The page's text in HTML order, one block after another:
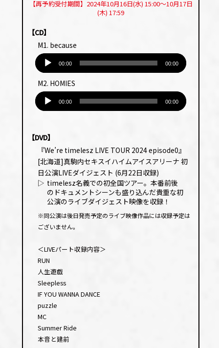
【再予約受付期間】2024年10月16日(水) 15:00〜10月17日
(木) 17:59
【CD】
M1. because
レー
ヤー
00:00 00:00
M2. HOMIES
ヤー
00:00 00:00
【DVD】
『We’re timelesz LIVE TOUR 2024 episode0』
[北海道]真駒内セキスイハイムアイスアリーナ 初
日公演LIVEダイジェスト (6月22日収録)
▷ timelesz名義での初全国ツアー。本番前後
のドキュメントシーンも盛り込んだ貴重な初
公演のライブダイジェスト映像を収録！
※同公演は後日発売予定のライブ映像作品には収録予定は
ございません。
＜LIVEパート収録内容＞
RUN
人生遊戯
Sleepless
IF YOU WANNA DANCE
puzzle
MC
Summer Ride
本音と建前